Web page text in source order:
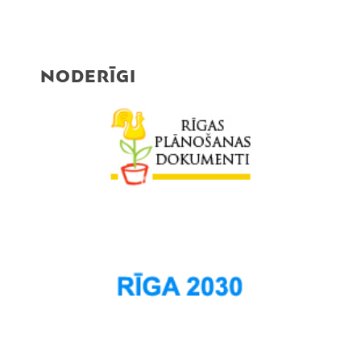
NODERĪGI